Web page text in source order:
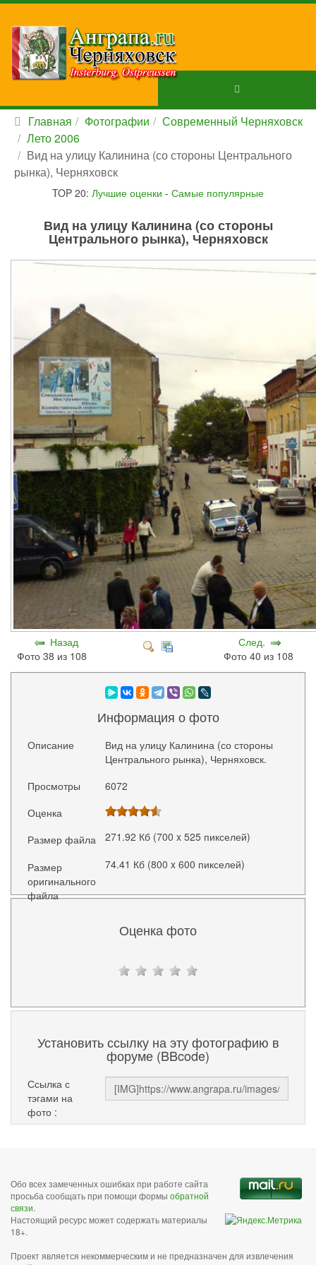
Главная Фотографии
Современный Черняховск
Лето 2006
Вид на улицу Калинина (со стороны Центрального
рынка), Черняховск
TOP 20: Лучшие оценки - Самые популярные
Вид на улицу Калинина (со стороны
Центрального рынка), Черняховск
Назад
Фото 38 из 108
След.
Фото 40 из 108
Информация о фото
Описание
Вид на улицу Калинина (со стороны
Центрального рынка), Черняховск.
Просмотры
6072
Оценка
Размер файла
271.92 Кб (700 x 525 пикселей)
Размер
оригинального
файла
74.41 Кб (800 x 600 пикселей)
Оценка фото
Установить ссылку на эту фотографию в
форуме (BBcode)
Ссылка с
тэгами на
фото :
Обо всех замеченных ошибках при работе сайта
просьба сообщать при помощи формы обратной
связи.
Настоящий ресурс может содержать материалы
18+.
Проект является некоммерческим и не предназначен для извлечения